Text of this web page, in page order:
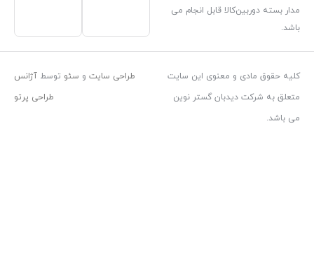
قابل انجام می
این سایت
گستر نوین
طراحی سایتو توسطآژانس